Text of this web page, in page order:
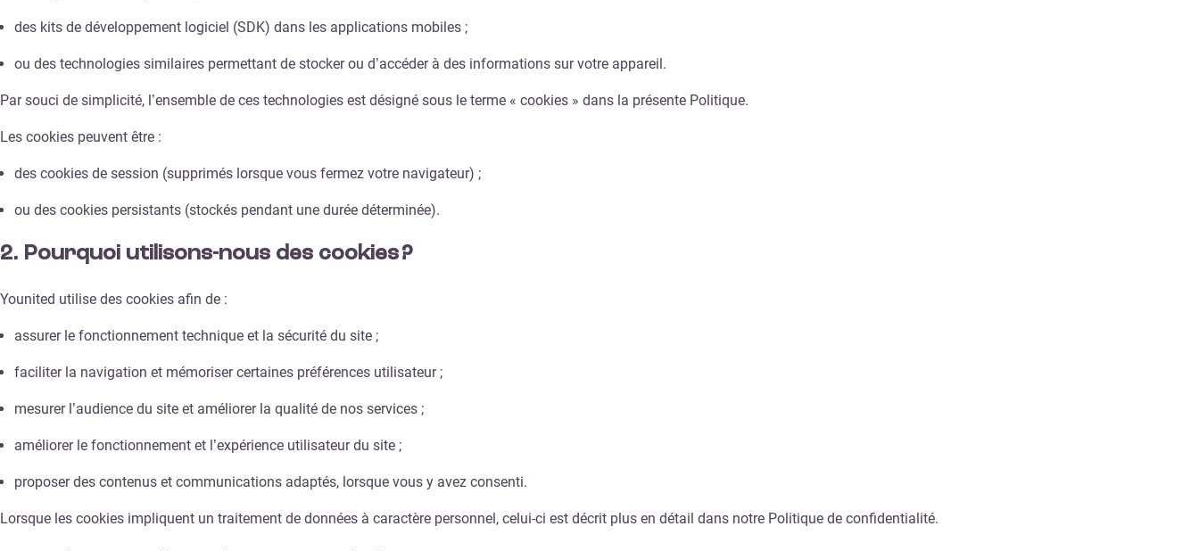
des kits de développement logiciel (SDK) dans les applications mobiles ;
ou des technologies similaires permettant de stocker ou d’accéder à des informations sur votre appareil.
Par souci de simplicité, l’ensemble de ces technologies est désigné sous le terme « cookies » dans la présente Politique.
Les cookies peuvent être :
des cookies de session (supprimés lorsque vous fermez votre navigateur) ;
ou des cookies persistants (stockés pendant une durée déterminée).
2. Pourquoi utilisons-nous des cookies ?
Younited utilise des cookies afin de :
assurer le fonctionnement technique et la sécurité du site ;
faciliter la navigation et mémoriser certaines préférences utilisateur ;
mesurer l’audience du site et améliorer la qualité de nos services ;
améliorer le fonctionnement et l’expérience utilisateur du site ;
proposer des contenus et communications adaptés, lorsque vous y avez consenti.
Lorsque les cookies impliquent un traitement de données à caractère personnel, celui-ci est décrit plus en détail dans notre Politique de confidentialité.